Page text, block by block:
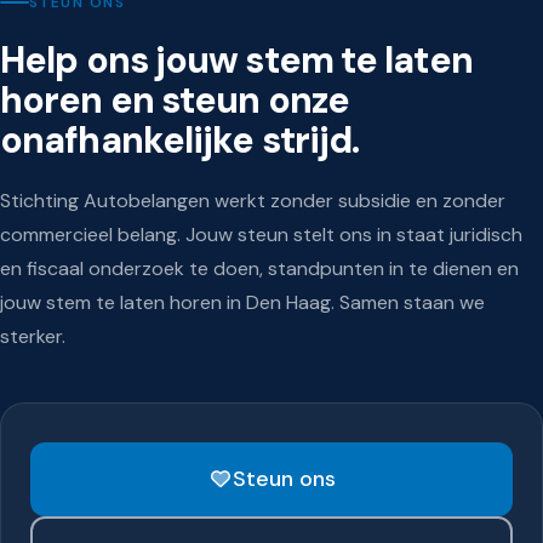
Help ons jouw stem te laten
horen en steun onze
onafhankelijke strijd.
Stichting Autobelangen werkt zonder subsidie en zonder
commercieel belang. Jouw steun stelt ons in staat juridisch
en fiscaal onderzoek te doen, standpunten in te dienen en
jouw stem te laten horen in Den Haag. Samen staan we
sterker.
Steun ons
strijd